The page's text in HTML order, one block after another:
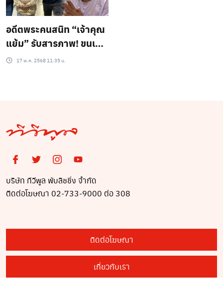
อดีตพระคนสนิท “เจ้าคุณ
แย้ม” รับสารภาพ! ขนเงิน
ฝากบัญชีสาวนับร้อยครั้ง
17 พ.ค. 2568 11:35 น.
บริษัท ทีวีพูล พับลิชชิ่ง จำกัด
ติดต่อโฆษณา 02-733-9000 ต่อ 308
ติดต่อโฆษณา
เกี่ยวกับเรา